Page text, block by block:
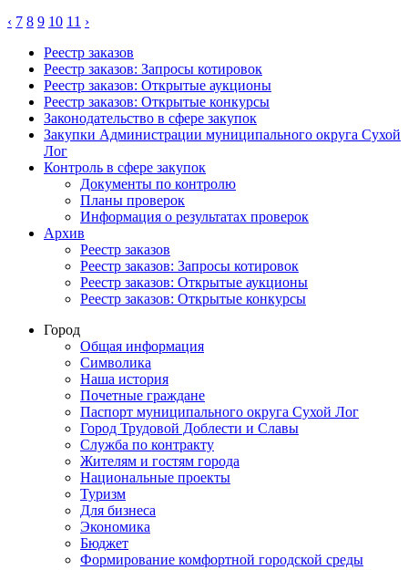
‹ 7 8 9 10 11 ›
Реестр заказов
Реестр заказов: Запросы котировок
Реестр заказов: Открытые аукционы
Реестр заказов: Открытые конкурсы
Законодательство в сфере закупок
Закупки Администрации муниципального округа Сухой
Лог
Контроль в сфере закупок
Документы по контролю
Планы проверок
Информация о результатах проверок
Архив
Реестр заказов
Реестр заказов: Запросы котировок
Реестр заказов: Открытые аукционы
Реестр заказов: Открытые конкурсы
Город
Общая информация
Символика
Наша история
Почетные граждане
Паспорт муниципального округа Сухой Лог
Город Трудовой Доблести и Славы
Служба по контракту
Жителям и гостям города
Национальные проекты
Туризм
Для бизнеса
Экономика
Бюджет
Формирование комфортной городской среды